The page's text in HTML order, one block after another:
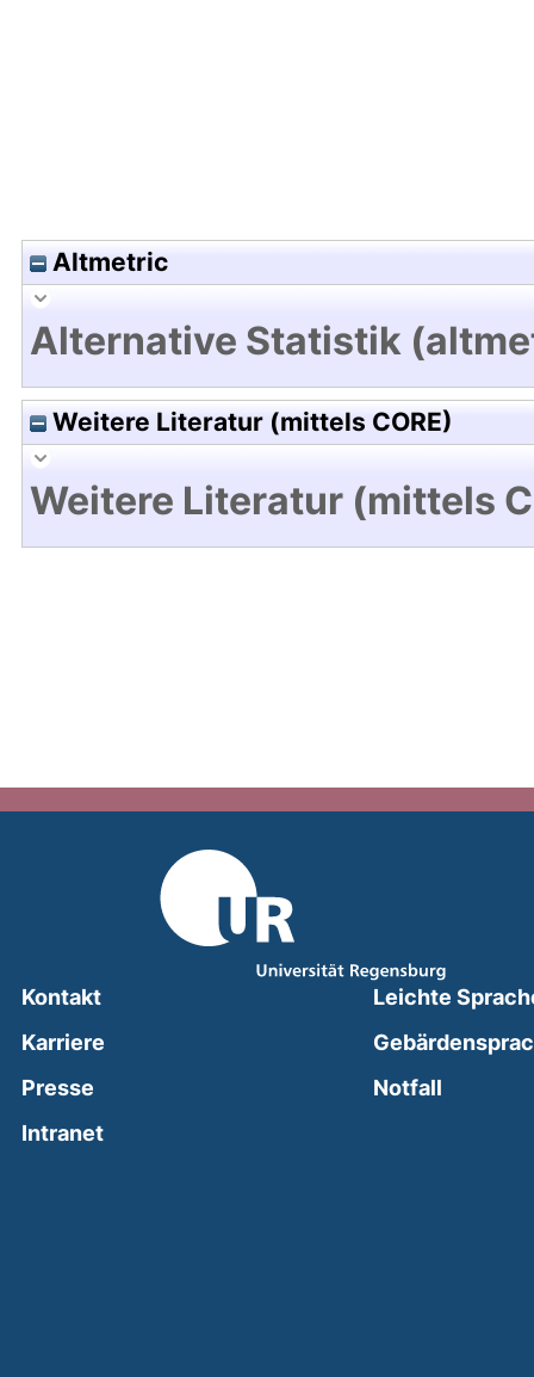
Altmetric
Alternative Statistik
Weitere Literatur (mittels CORE)
Weitere Literatur (mittels
Kontakt
Karriere
Presse
Intranet(external link, opens in a new window)
Leichte
Notfall